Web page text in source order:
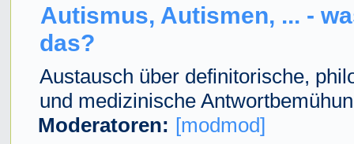
Autismus, Autismen, ... -
das?
Austausch über definitorische,
und medizinische
Moderatoren: [modmod]